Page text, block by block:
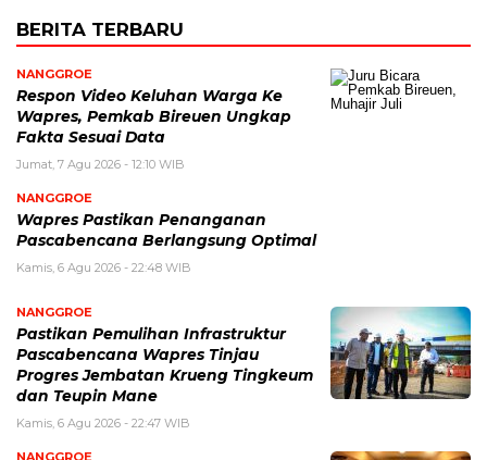
BERITA TERBARU
NANGGROE
Respon Video Keluhan Warga Ke
Wapres, Pemkab Bireuen Ungkap
Fakta Sesuai Data
Jumat, 7 Agu 2026 - 12:10 WIB
NANGGROE
Wapres Pastikan Penanganan
Pascabencana Berlangsung Optimal
Kamis, 6 Agu 2026 - 22:48 WIB
NANGGROE
Pastikan Pemulihan Infrastruktur
Pascabencana Wapres Tinjau
Progres Jembatan Krueng Tingkeum
dan Teupin Mane
Kamis, 6 Agu 2026 - 22:47 WIB
NANGGROE